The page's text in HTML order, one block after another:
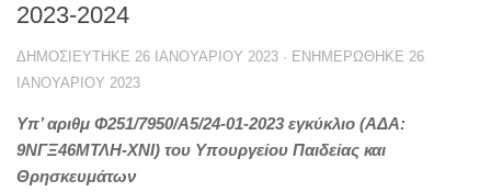
2023-2024
ΔΗΜΟΣΙΕΎΤΗΚΕ 26 ΙΑΝΟΥΑΡΊΟΥ 2023 · ΕΝΗΜΕΡΏΘΗΚΕ 26
ΙΑΝΟΥΑΡΊΟΥ 2023
Υπ’ αριθμ Φ251/7950/Α5/24-01-2023 εγκύκλιο (ΑΔΑ:
9ΝΓΞ46ΜΤΛΗ-ΧΝΙ) του Υπουργείου Παιδείας και
Θρησκευμάτων